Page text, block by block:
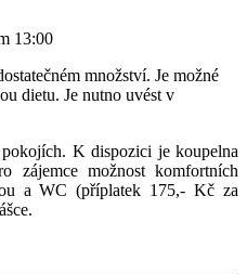
13:00
množství. Je možné
dietu. Je nutno uvést v
K dispozici je koupelna
zájemce možnost komfortních
a WC (příplatek 175,- Kč za